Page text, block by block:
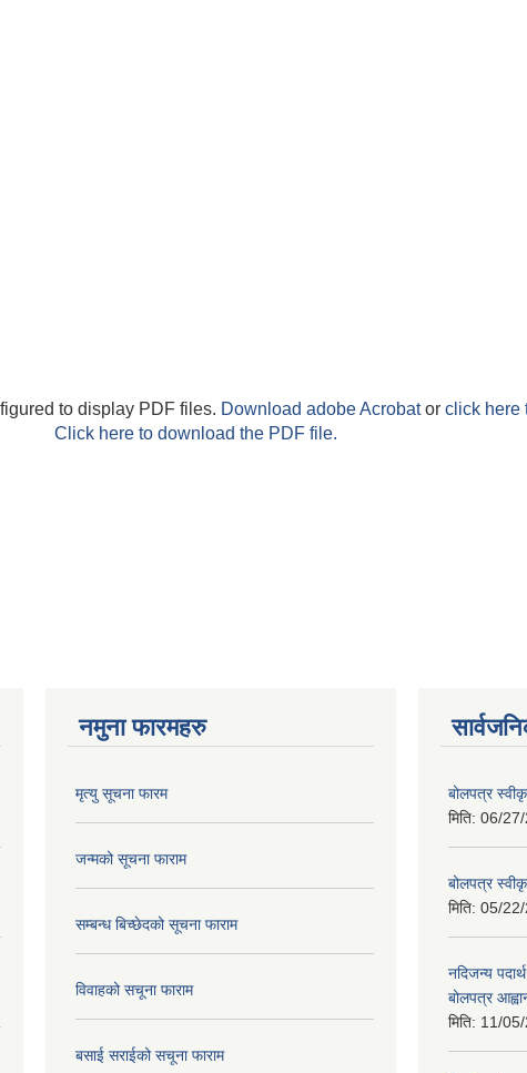
to display PDF files. Download adobe Acrobator click here
Click here to download the PDF file.
नमुना फारमहरु
मृत्यु सूचना फारम
जन्मको सूचना फाराम
सम्बन्ध बिच्छेदको सूचना फाराम
विवाहको सचूना फाराम
बसाई सराईको सचूना फाराम
बोलपत्र
मिति: 06/
बोलपत्र
मिति: 05/
नदिजन्य
बोलपत्र
मिति: 11/